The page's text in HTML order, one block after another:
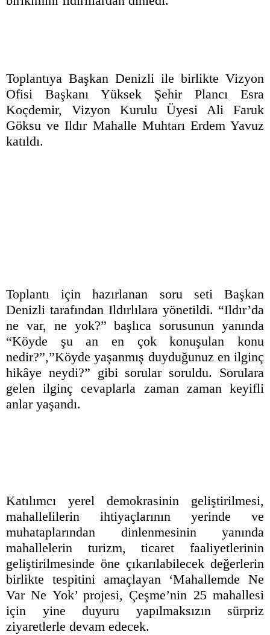
Toplantıya Başkan Denizli ile birlikte Vizyon
Ofisi Başkanı Yüksek Şehir Plancı Esra
Koçdemir, Vizyon Kurulu Üyesi Ali Faruk
Göksu ve Ildır Mahalle Muhtarı Erdem Yavuz
katıldı.
Toplantı için hazırlanan soru seti Başkan
Denizli tarafından Ildırlılara yönetildi. “Ildır’da
ne var, ne yok?” başlıca sorusunun yanında
“Köyde şu an en çok konuşulan konu
nedir?”,”Köyde yaşanmış duyduğunuz en ilginç
hikâye neydi?” gibi sorular soruldu. Sorulara
gelen ilginç cevaplarla zaman zaman keyifli
anlar yaşandı.
Katılımcı yerel demokrasinin geliştirilmesi,
mahallelilerin ihtiyaçlarının yerinde ve
muhataplarından dinlenmesinin yanında
mahallelerin turizm, ticaret faaliyetlerinin
geliştirilmesinde öne çıkarılabilecek değerlerin
birlikte tespitini amaçlayan ‘Mahallemde Ne
Var Ne Yok’ projesi, Çeşme’nin 25 mahallesi
için yine duyuru yapılmaksızın sürpriz
ziyaretlerle devam edecek.